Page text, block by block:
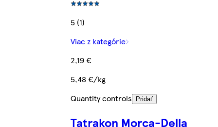
5 (1)
Viac z kategórie
2,19 €
5,48 €/kg
Quantity controls
Pridať
Tatrakon Morca-Della